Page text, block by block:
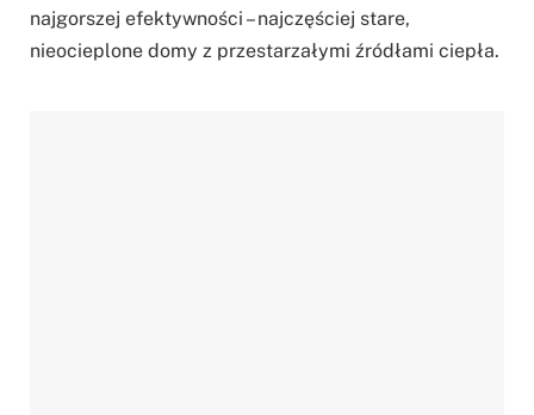
najgorszej efektywności – najczęściej stare,
nieocieplone domy z przestarzałymi źródłami ciepła.